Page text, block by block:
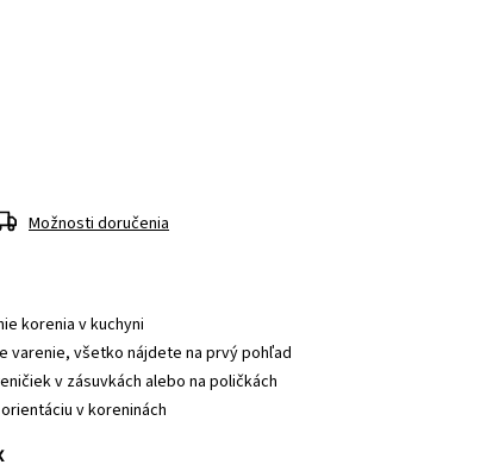
korenia v kuchyni
varenie, všetko nájdete na prvý pohľad
v zásuvkách alebo na poličkách
v koreninách
Možnosti doručenia